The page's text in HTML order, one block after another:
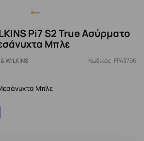
Pi7 S2 True Ασύρματο
Μπλε
WILKINS Κωδικός: FP43796
Μπλε